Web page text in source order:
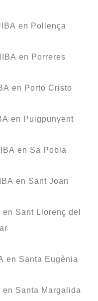
en Pollença
en Porreres
en Porto Cristo
en Puigpunyent
en Sa Pobla
en Sant Joan
Sant Llorenç del
en Santa Eugènia
Santa Margalida